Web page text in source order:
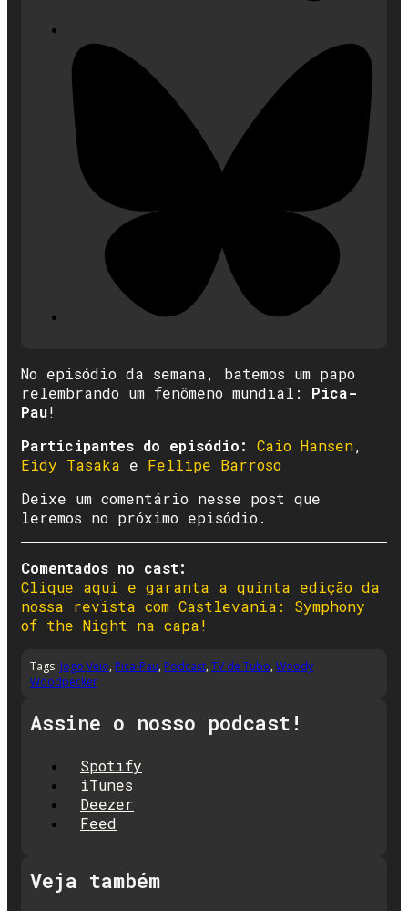
No episódio da semana, batemos um papo
relembrando um fenômeno mundial: Pica-
Pau!
Participantes do episódio: Caio Hansen,
Eidy Tasaka e Fellipe Barroso
Deixe um comentário nesse post que
leremos no próximo episódio.
Comentados no cast:
Clique aqui e garanta a quinta edição da
nossa revista com Castlevania: Symphony
of the Night na capa!
Tags: Jogo Veio, Pica-Pau, Podcast, TV de Tubo, Woody
Woodpecker
Assine o nosso podcast!
Spotify
iTunes
Deezer
Feed
Veja também